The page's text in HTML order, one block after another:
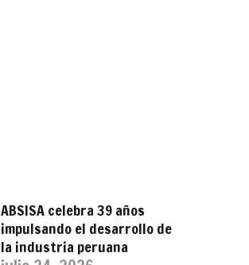
ABSISA celebra 39 años
impulsando el desarrollo de
la industria peruana